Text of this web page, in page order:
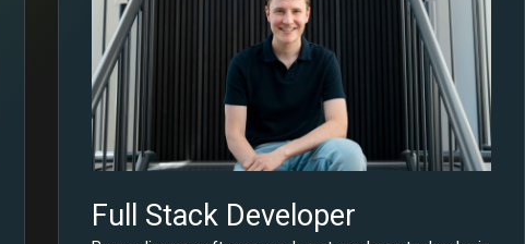
Full Stack Developer